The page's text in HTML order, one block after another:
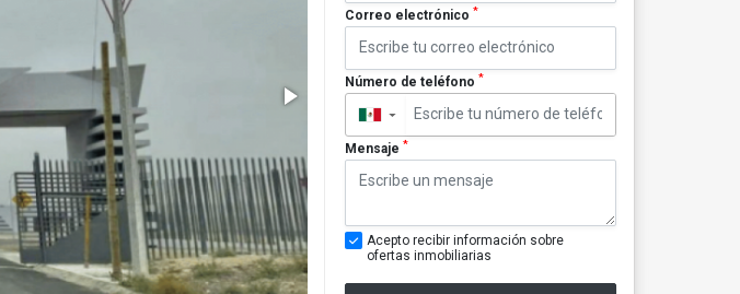
Correo electrónico *
Número de teléfono *
▼
Mensaje *
Acepto recibir información sobre
ofertas inmobiliarias